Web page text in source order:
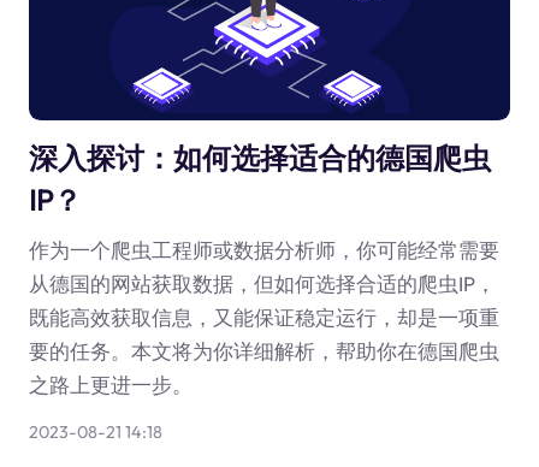
深入探讨：如何选择适合的德国爬虫
IP？
作为一个爬虫工程师或数据分析师，你可能经常需要
从德国的网站获取数据，但如何选择合适的爬虫IP，
既能高效获取信息，又能保证稳定运行，却是一项重
要的任务。本文将为你详细解析，帮助你在德国爬虫
之路上更进一步。
2023-08-21 14:18